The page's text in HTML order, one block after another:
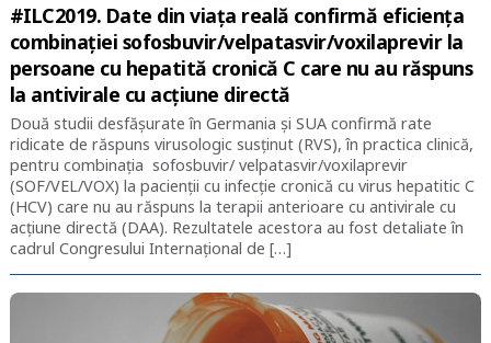
#ILC2019. Date din viața reală confirmă eficiența
combinației sofosbuvir/velpatasvir/voxilaprevir la
persoane cu hepatită cronică C care nu au răspuns
la antivirale cu acțiune directă
Două studii desfășurate în Germania și SUA confirmă rate
ridicate de răspuns virusologic susținut (RVS), în practica clinică,
pentru combinația sofosbuvir/ velpatasvir/voxilaprevir
(SOF/VEL/VOX) la pacienții cu infecție cronică cu virus hepatitic C
(HCV) care nu au răspuns la terapii anterioare cu antivirale cu
acțiune directă (DAA). Rezultatele acestora au fost detaliate în
cadrul Congresului Internațional de […]